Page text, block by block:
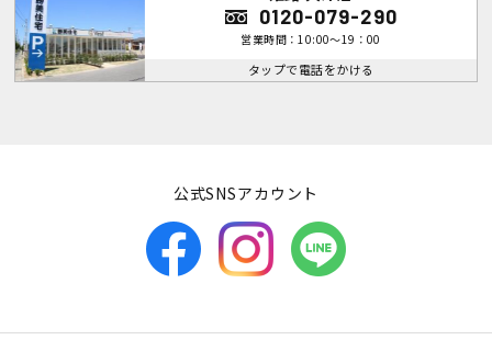
0120-079-290
営業時間：10:00～19：00
タップで電話をかける
公式SNSアカウント